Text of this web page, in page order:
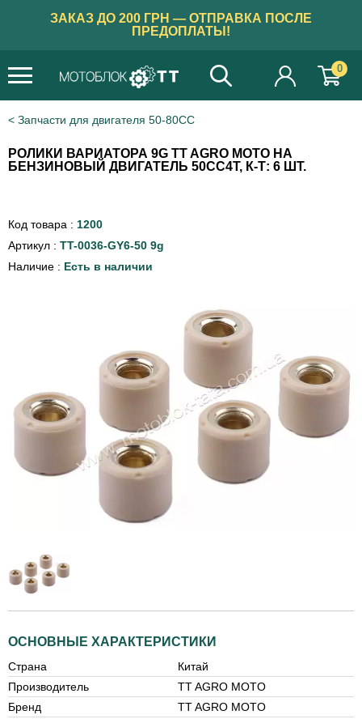
ЗАКАЗ ДО 200 ГРН — ОТПРАВКА ПОСЛЕ
ПРЕДОПЛАТЫ!
0
Запчасти для двигателя 50-80СС
РОЛИКИ ВАРИАТОРА 9G TT AGRO MOTO НА
БЕНЗИНОВЫЙ ДВИГАТЕЛЬ 50CC4T, К-Т: 6 ШТ.
Код товара : 1200
Артикул : TT-0036-GY6-50 9g
Наличие : Есть в наличии
ОСНОВНЫЕ ХАРАКТЕРИСТИКИ
Страна
Китай
Производитель
TT AGRO MOTO
Бренд
TT AGRO MOTO
×
ТАК